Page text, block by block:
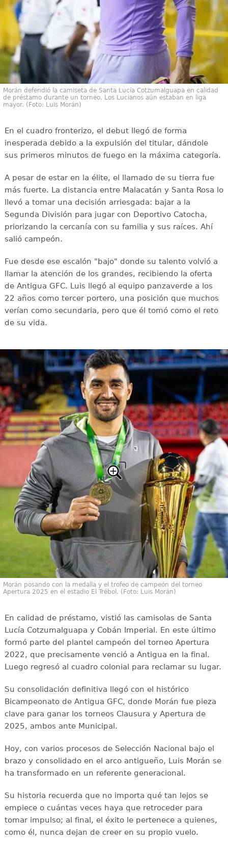
Morán defendió la camiseta de Santa Lucía Cotzumalguapa en calidad
de préstamo durante un torneo. Los Lucianos aún estaban en liga
mayor. (Foto: Luis Morán)
En el cuadro fronterizo, el debut llegó de forma
inesperada debido a la expulsión del titular, dándole
sus primeros minutos de fuego en la máxima categoría.
A pesar de estar en la élite, el llamado de su tierra fue
más fuerte. La distancia entre Malacatán y Santa Rosa lo
llevó a tomar una decisión arriesgada: bajar a la
Segunda División para jugar con Deportivo Catocha,
priorizando la cercanía con su familia y sus raíces. Ahí
salió campeón.
Fue desde ese escalón "bajo" donde su talento volvió a
llamar la atención de los grandes, recibiendo la oferta
de Antigua GFC. Luis llegó al equipo panzaverde a los
22 años como tercer portero, una posición que muchos
verían como secundaria, pero que él tomó como el reto
de su vida.
Morán posando con la medalla y el trofeo de campeón del torneo
Apertura 2025 en el estadio El Trébol. (Foto: Luis Morán)
En calidad de préstamo, vistió las camisolas de Santa
Lucía Cotzumalguapa y Cobán Imperial. En este último
formó parte del plantel campeón del torneo Apertura
2022, que precisamente venció a Antigua en la final.
Luego regresó al cuadro colonial para reclamar su lugar.
Su consolidación definitiva llegó con el histórico
Bicampeonato de Antigua GFC, donde Morán fue pieza
clave para ganar los torneos Clausura y Apertura de
2025, ambos ante Municipal.
Hoy, con varios procesos de Selección Nacional bajo el
brazo y consolidado en el arco antigueño, Luis Morán se
ha transformado en un referente generacional.
Su historia recuerda que no importa qué tan lejos se
empiece o cuántas veces haya que retroceder para
tomar impulso; al final, el éxito le pertenece a quienes,
como él, nunca dejan de creer en su propio vuelo.